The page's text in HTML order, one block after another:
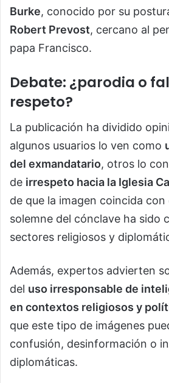
Burke, conocido por su
Robert Prevost, cercano al
papa Francisco.
Debate: ¿parodia o
respeto?
La publicación ha dividido
algunos usuarios lo ven como
del exmandatario, otros lo
de irrespeto hacia la Iglesia
de que la imagen coincida
solemne del cónclave ha sido
sectores religiosos y
Además, expertos advierten
del uso irresponsable de
en contextos religiosos y
que este tipo de imágenes
confusión, desinformación o
diplomáticas.